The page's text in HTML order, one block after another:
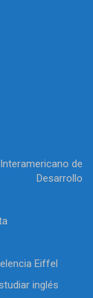
de
Desarrollo
Eiffel
inglés